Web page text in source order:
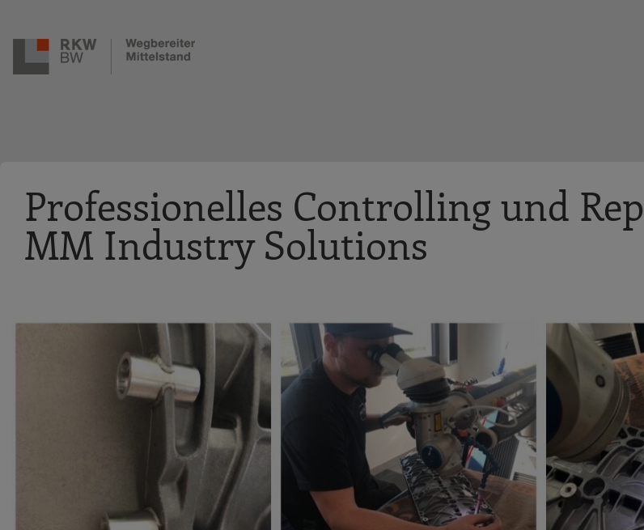
Professionelles Controlling und
MM Industry Solutions